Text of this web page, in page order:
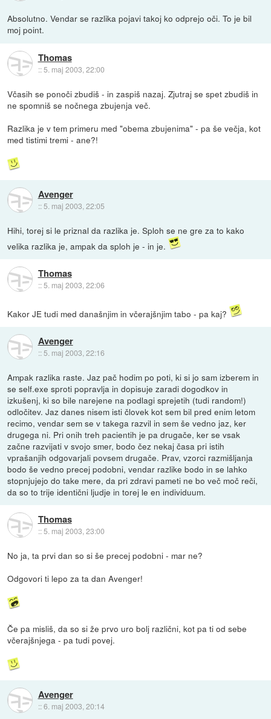
Absolutno. Vendar se razlika pojavi takoj ko odprejo oči. To je bil
moj point.
Thomas
::5. maj 2003, 22:00
Včasih se ponoči zbudiš - in zaspiš nazaj. Zjutraj se spet zbudiš in
ne spomniš se nočnega zbujenja več.
Razlika je v tem primeru med "obema zbujenima" - pa še večja, kot
med tistimi tremi - ane?!
Avenger
:: 5. maj 2003, 22:05
Hihi, torej si le priznal da razlika je. Sploh se ne gre za to kako
velika razlika je, ampak da sploh je - in je.
Thomas
::5. maj 2003, 22:06
Kakor JE tudi med današnjim in včerajšnjim tabo - pa kaj?
Avenger
:: 5. maj 2003, 22:16
Ampak razlika raste. Jaz pač hodim po poti, ki si jo sam izberem in
se self.exe sproti popravlja in dopisuje zaradi dogodkov in
izkušenj, ki so bile narejene na podlagi sprejetih (tudi random!)
odločitev. Jaz danes nisem isti človek kot sem bil pred enim letom
recimo, vendar sem se v takega razvil in sem še vedno jaz, ker
drugega ni. Pri onih treh pacientih je pa drugače, ker se vsak
začne razvijati v svojo smer, bodo čez nekaj časa pri istih
vprašanjih odgovarjali povsem drugače. Prav, vzorci razmišljanja
bodo še vedno precej podobni, vendar razlike bodo in se lahko
stopnjujejo do take mere, da pri zdravi pameti ne bo več moč reči,
da so to trije identični ljudje in torej le en individuum.
Thomas
::5. maj 2003, 23:00
No ja, ta prvi dan so si še precej podobni - mar ne?
Odgovori ti lepo za ta dan Avenger!
Če pa misliš, da so si že prvo uro bolj različni, kot pa ti od sebe
včerajšnjega - pa tudi povej.
Avenger
::6. maj 2003, 20:14